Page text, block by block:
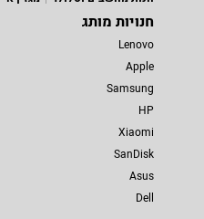
חנויות מותג
Lenovo
Apple
Samsung
HP
Xiaomi
SanDisk
Asus
Dell